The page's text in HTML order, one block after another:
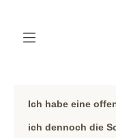
Ich habe eine
ich dennoch die